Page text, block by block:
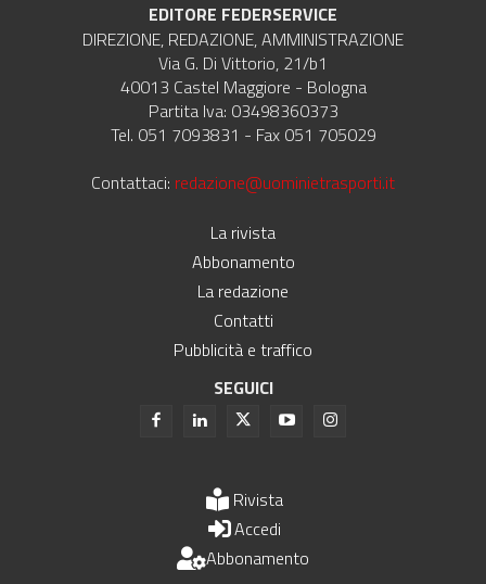
EDITORE FEDERSERVICE
DIREZIONE, REDAZIONE, AMMINISTRAZIONE
Via G. Di Vittorio, 21/b1
40013 Castel Maggiore - Bologna
Partita Iva: 03498360373
Tel. 051 7093831 - Fax 051 705029
Contattaci: redazione@uominietrasporti.it
La rivista
Abbonamento
La redazione
Contatti
Pubblicità e traffico
SEGUICI
Rivista
Accedi
Abbonamento